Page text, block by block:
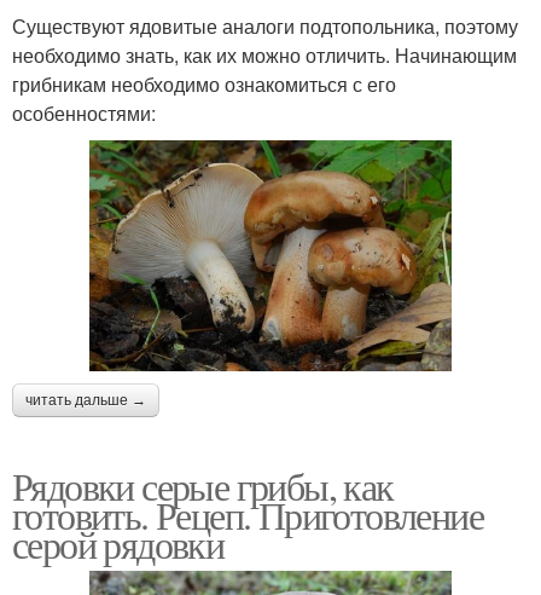
Существуют ядовитые аналоги подтопольника, поэтому
необходимо знать, как их можно отличить. Начинающим
грибникам необходимо ознакомиться с его
особенностями:
читать дальше →
Рядовки серые грибы, как
готовить. Рецеп. Приготовление
серой рядовки